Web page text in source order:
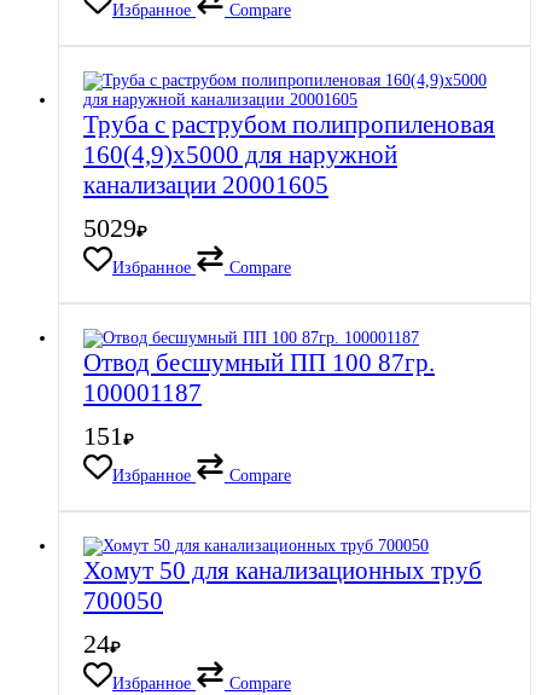
Избранное
Compare
Труба с раструбом полипропиленовая
160(4,9)х5000 для наружной
канализации 20001605
5029₽
Избранное
Compare
Отвод бесшумный ПП 100 87гр.
100001187
151₽
Избранное
Compare
Хомут 50 для канализационных труб
700050
24₽
Избранное
Compare